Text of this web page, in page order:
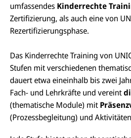
umfassendes Kinderrechte
Zertifizierung, als auch eine von
Rezertifizierungsphase.
Das Kinderrechte Training von
Stufen mit verschiedenen
dauert etwa eineinhalb bis zwei
Fach- und Lehrkräfte und vereint
(thematische Module) mit
(Prozessbegleitung) und